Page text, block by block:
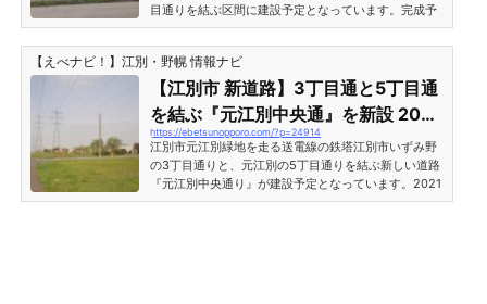
目通りを結ぶ区間に建設予定となっています。完成予
定は2026年度となっており、開通はかなり先の話では
ありますが、2021年10月現在、3丁目通り側から既に
工事が始まっていたのでリポートします。上記の写真
は『江別市営墓地・やすらぎ苑』の入口手前の様子。
道路工事が行われている場所は送電線の脇です。 ※道
路計画図・地図については下記の記事をご参照くださ
い。3丁目通～5丁目通を結ぶ『元江別中央通り』工事
現場の様子（2...
【えべナビ！】江別・野幌 情報ナビ
【江別市 新道路】3丁目通と5丁目通
を結ぶ『元江別中央通』を新設 2026
年度完成予定
https://ebetsunopporo.com/?p=24914
江別市元江別緑地を走る送電線の鉄塔江別市いずみ野
の3丁目通りと、元江別の5丁目通りを結ぶ新しい道路
『元江別中央通り』が建設予定となっています。2021
年度から3丁目通り側から工事が始まり、完成は2026